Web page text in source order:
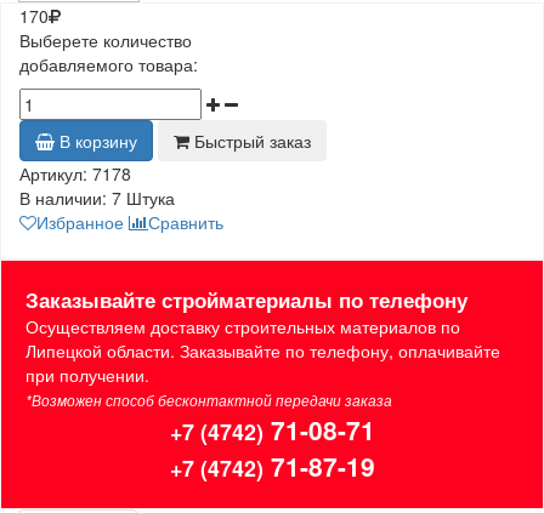
170
Выберете количество
добавляемого товара:
В корзину
Быстрый заказ
Артикул: 7178
В наличии: 7 Штука
Избранное
Сравнить
Заказывайте стройматериалы по телефону
Осуществляем доставку строительных материалов по
Липецкой области. Заказывайте по телефону, оплачивайте
при получении.
*Возможен способ бесконтактной передачи заказа
+7 (4742) 71-08-71
+7 (4742) 71-87-19